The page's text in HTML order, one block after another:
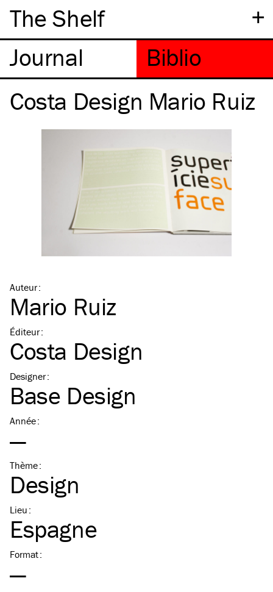
+
The Shelf
Costa Design Mario Ruiz
Auteur:
Mario Ruiz
Éditeur:
Costa Design
Designer:
Base Design
Année:
—
Thème:
Design
Lieu :
Espagne
Format:
—